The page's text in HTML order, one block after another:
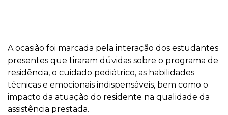
A ocasião foi marcada pela interação dos estudantes
presentes que tiraram dúvidas sobre o programa de
residência, o cuidado pediátrico, as habilidades
técnicas e emocionais indispensáveis, bem como o
impacto da atuação do residente na qualidade da
assistência prestada.